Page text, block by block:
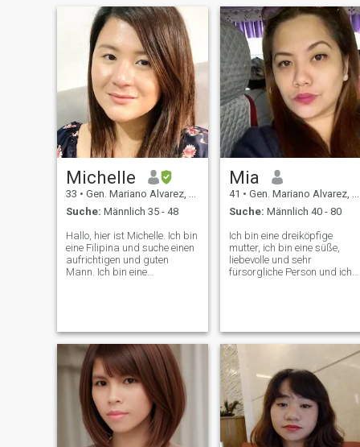
Michelle
33 • Gen. Mariano Alvarez, Cavite, Philippinen
Suche: Männlich 35 - 48
Hallo, hier ist Michelle. Ich bin
eine Filipina und suche einen
aufrichtigen und guten
Mann. Ich bin eine
Vertrauen, Liebe und
Ehrlichkeit. Ich arbeite als
virtueller Rechtsassistent
und virtueller medizinischer
Assistent. Ich suche
jemanden, der mich und
meinen Sohn vollkommen
lieben und akzeptieren wird.
Mia
41 • Gen. Mariano Alvarez, Cavite, Philippinen
Suche: Männlich 40 - 80
Ich bin eine dreiköpfige
mutter, ich bin eine süße,
liebevolle und sehr
fürsorgliche Person und ich
erschöpft fühle, so allein
ich nicht einmal ein soziales
Leben habe, ich will glücklich
sein. Mein Leben ist im
Moment ein Chaos. ich will
frei sein, also bitte Hilf mir,
aus meiner Situation
herauszukommen. Alles,
was ich will, ist ein gutes
Leben für meine Kinder und